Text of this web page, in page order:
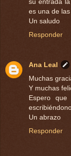
es una de
Un saludo
Responder
Ana Leal
Muchas
Y muchas
Espero
Un abrazo
Responder